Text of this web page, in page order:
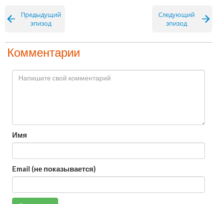
Предыдущий
эпизод
Следующий
эпизод
Комментарии
Имя
Email (не показывается)